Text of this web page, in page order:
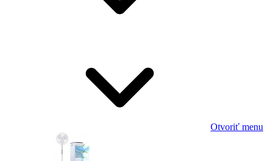
Otvoriť menu